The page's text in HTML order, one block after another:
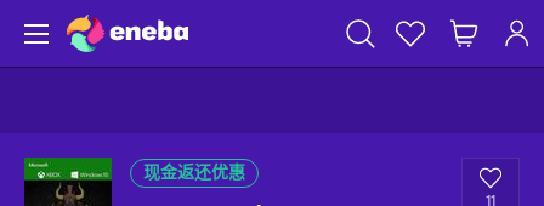
现金返还优惠
11